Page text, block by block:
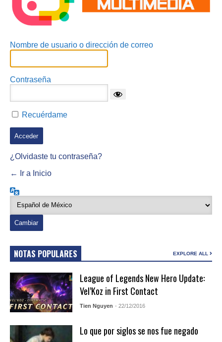
Nombre de usuario o dirección de correo
Contraseña
Recuérdame
¿Olvidaste tu contraseña?
← Ir a Inicio
NOTAS POPULARES EXPLORE ALL
League of Legends New Hero Update:
Vel’Koz in First Contact
Tien Nguyen - 22/12/2016
Lo que por siglos se nos fue negado